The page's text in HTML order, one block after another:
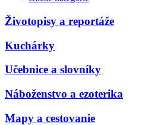
Životopisy a reportáže
Kuchárky
Učebnice a slovníky
Náboženstvo a ezoterika
Mapy a cestovanie